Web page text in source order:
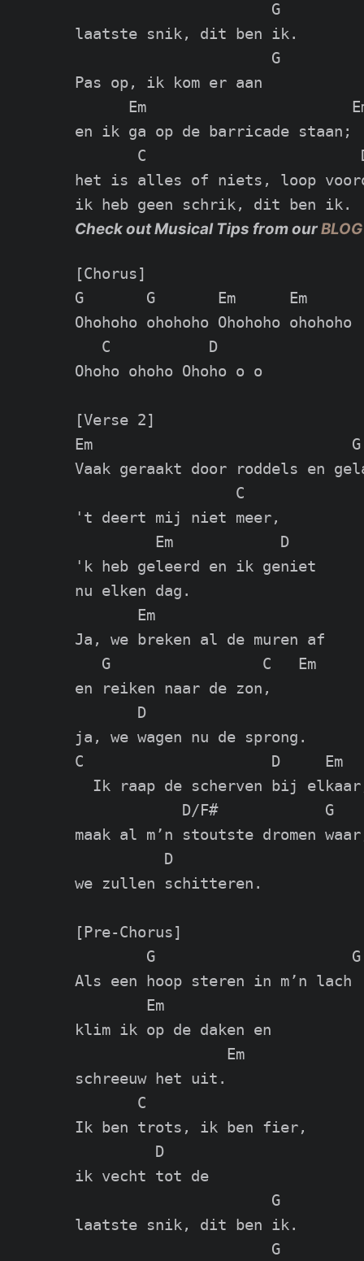
                      G
laatste snik, dit ben ik.
                      G
Pas op, ik kom er aan
Em
en ik ga op de barricade staan;
C
het is alles of niets, loop
Check out Musical Tips from ourBLOG
[Chorus]
G       G       Em      Em
Ohohoho ohohoho Ohohoho ohohoho
   C           D
Ohoho ohoho Ohoho o o
[Verse 2]
Em                             G
Vaak geraakt door roddels en
                  C
't deert mij niet meer,
         Em            D
'k heb geleerd en ik geniet
nu elken dag.
       Em
Ja, we breken al de muren af
   G                 C   Em
en reiken naar de zon,
       D
ja, we wagen nu de sprong.
C                     D     Em
Ik raap de scherven bij
            D/F#            G
maak al m’n stoutste dromen
          D
we zullen schitteren.
[Pre-Chorus]
        G                      G
Als een hoop steren in m’n lach
        Em
klim ik op de daken en
                 Em
schreeuw het uit.
       C
Ik ben trots, ik ben fier,
         D
ik vecht tot de
                      G
laatste snik, dit ben ik.
                      G